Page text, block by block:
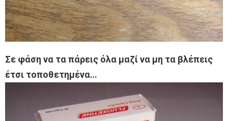
Σε φάση να τα πάρεις όλα μαζί να μη τα βλέπεις
έτσι τοποθετημένα…